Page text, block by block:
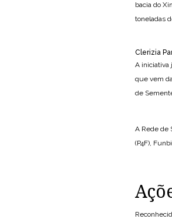
bacia do
toneladas
Clerizia
A iniciativa
que vem
de
A Rede de
(P4F),